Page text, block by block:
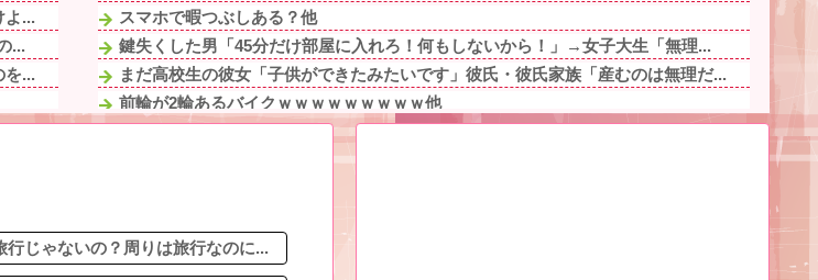
よ...
...
を...
...
...
ッ...
スマホで暇つぶしある？他
鍵失くした男「45分だけ部屋に入れろ！何もしないから！」→女子大生「無理...
まだ高校生の彼女「子供ができたみたいです」彼氏・彼氏家族「産むのは無理だ...
前輪が2輪あるバイクｗｗｗｗｗｗｗｗｗ他
未だに夫が奨学金を背負ってるんだけど、義両親が旅行や趣味に勤しんでるのを...
ヤニねこ・みぃちゃん・のあ先輩・もちづきさん「結婚してください！」←どう...
じゃないの？周りは旅行なのに...